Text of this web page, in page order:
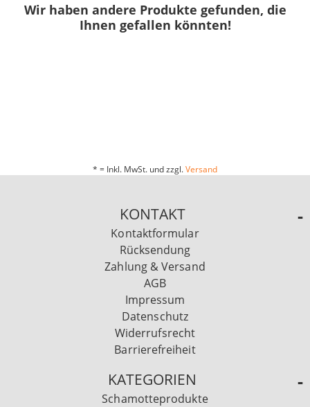
Wir haben andere Produkte gefunden, die
Ihnen gefallen könnten!
* = Inkl. MwSt. und zzgl.Versand
KONTAKT
Kontaktformular
Rücksendung
Zahlung & Versand
AGB
Impressum
Datenschutz
Widerrufsrecht
Barrierefreiheit
KATEGORIEN
Schamotteprodukte